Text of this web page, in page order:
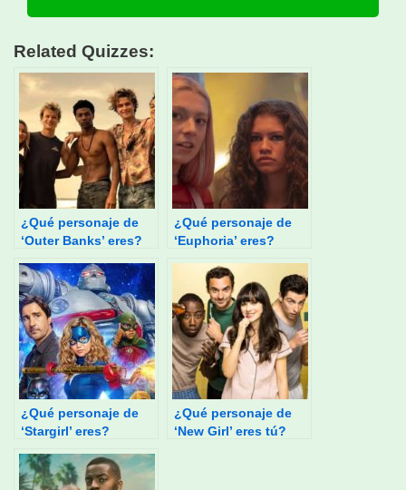
Related Quizzes:
¿Qué personaje de
‘Outer Banks’ eres?
¿Qué personaje de
‘Euphoria’ eres?
¿Qué personaje de
‘Stargirl’ eres?
¿Qué personaje de
‘New Girl’ eres tú?